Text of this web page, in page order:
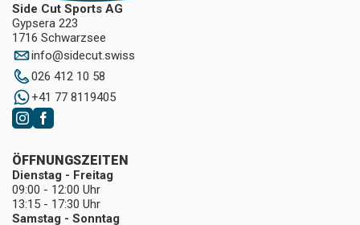
Side Cut Sports AG
Gypsera 223
1716 Schwarzsee
info@sidecut.swiss
026 412 10 58
+41 77 8119405
ÖFFNUNGSZEITEN
Dienstag - Freitag
09:00 - 12:00 Uhr
13:15 - 17:30 Uhr
Samstag - Sonntag